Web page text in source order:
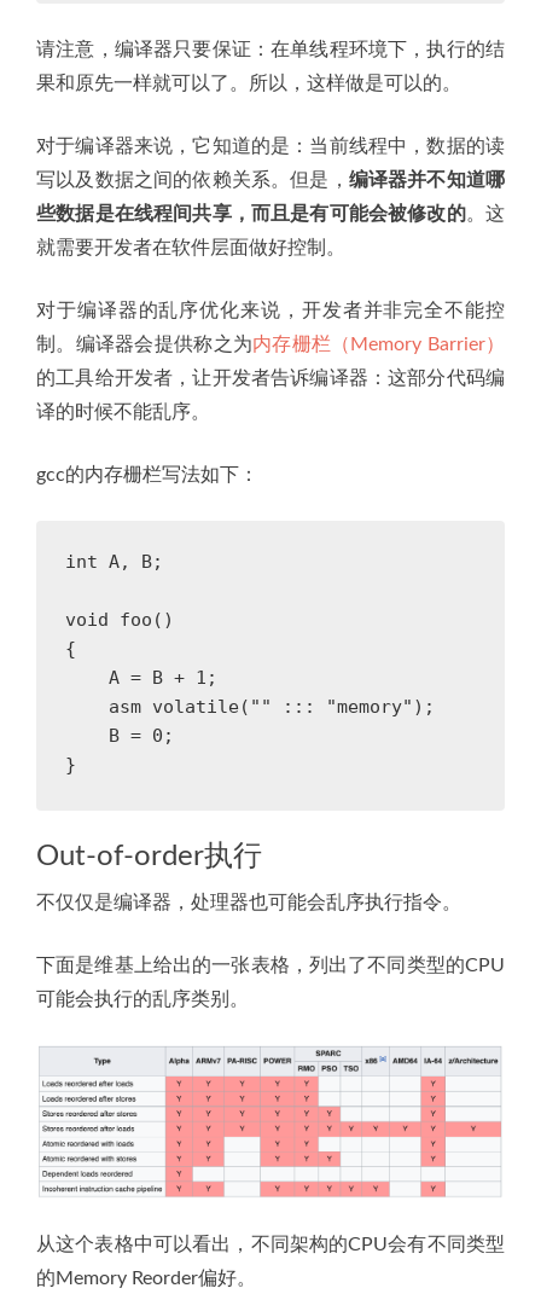
请注意，编译器只要保证：在单线程环境下，执行的结
果和原先一样就可以了。所以，这样做是可以的。
对于编译器来说，它知道的是：当前线程中，数据的读
写以及数据之间的依赖关系。但是， 编译器并不知道哪
些数据是在线程间共享，而且是有可能会被修改的。这
就需要开发者在软件层面做好控制。
对于编译器的乱序优化来说，开发者并非完全不能控
制。编译器会提供称之为内存栅栏（Memory Barrier）
的工具给开发者，让开发者告诉编译器：这部分代码编
译的时候不能乱序。
gcc的内存栅栏写法如下：
int A, B;
void foo ()
{
A = B + 1 ;
asm volatile( "" ::: "memory" );
B = 0 ;
}
Out-of-order执行
不仅仅是编译器，处理器也可能会乱序执行指令。
下面是维基上给出的一张表格，列出了不同类型的CPU
可能会执行的乱序类别。
从这个表格中可以看出，不同架构的CPU会有不同类型
的Memory Reorder偏好。